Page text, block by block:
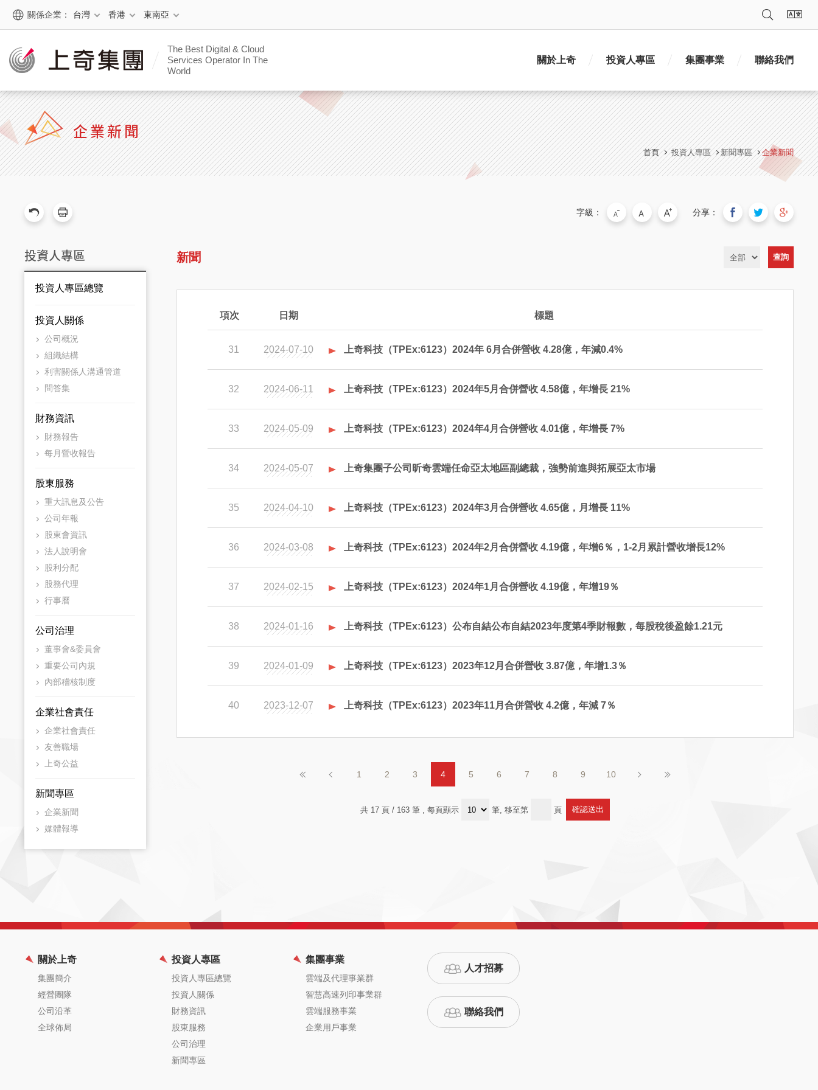
關係企業： 台灣 香港 東南亞
The Best Digital & Cloud
Services Operator In The
World
關於上奇 投資人專區 集團事業 聯絡我們
搜尋
企業新聞
首頁 投資人專區 新聞專區 企業新聞
字級： 分享：
投資人專區
投資人專區總覽
投資人關係
公司概況
組織結構
利害關係人溝通管道
問答集
財務資訊
財務報告
每月營收報告
股東服務
重大訊息及公告
公司年報
股東會資訊
法人說明會
股利分配
股務代理
行事曆
公司治理
董事會&委員會
重要公司內規
內部稽核制度
企業社會責任
企業社會責任
友善職場
上奇公益
新聞專區
企業新聞
媒體報導
新聞
項次 日期 標題
31 2024-07-10 上奇科技（TPEx:6123）2024年 6月合併營收 4.28億，年減0.4%
32 2024-06-11 上奇科技（TPEx:6123）2024年5月合併營收 4.58億，年增長 21%
33 2024-05-09 上奇科技（TPEx:6123）2024年4月合併營收 4.01億，年增長 7%
34 2024-05-07 上奇集團子公司昕奇雲端任命亞太地區副總裁，強勢前進與拓展亞太市場
35 2024-04-10 上奇科技（TPEx:6123）2024年3月合併營收 4.65億，月增長 11%
36 2024-03-08 上奇科技（TPEx:6123）2024年2月合併營收 4.19億，年增6％，1-2月累計營收增長12%
37 2024-02-15 上奇科技（TPEx:6123）2024年1月合併營收 4.19億，年增19％
38 2024-01-16 上奇科技（TPEx:6123）公布自結公布自結2023年度第4季財報數，每股稅後盈餘1.21元
39 2024-01-09 上奇科技（TPEx:6123）2023年12月合併營收 3.87億，年增1.3％
40 2023-12-07 上奇科技（TPEx:6123）2023年11月合併營收 4.2億，年減 7％
1 2 3 4 5 6 7 8 9 10
共 17 頁 / 163 筆 , 每頁顯示 筆, 移至第 頁
關於上奇
集團簡介
經營團隊
公司沿革
全球佈局
投資人專區
投資人專區總覽
投資人關係
財務資訊
股東服務
公司治理
新聞專區
集團事業
雲端及代理事業群
智慧高速列印事業群
雲端服務事業
企業用戶事業
人才招募
聯絡我們